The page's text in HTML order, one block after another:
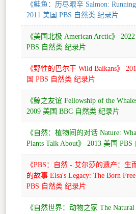
《鲑鱼：历尽艰辛 Salmon: Running
2011 美国 PBS 自然类 纪录片
《美国北极 American Arctic》
PBS 自然类 纪录片
《野性的巴尔干 Wild Balkans》
国 PBS 自然类 纪录片
《鲸之友谊 Fellowship of the Whales
2009 美国 BBC 自然类 纪录片
《自然：植物间的对话 Nature:
Plants Talk About》 2013 美国
《PBS：自然 - 艾尔莎的遗产：生
的故事 Elsa's Legacy: The Born
PBS 自然类 纪录片
《自然世界：动物之家 The Natural